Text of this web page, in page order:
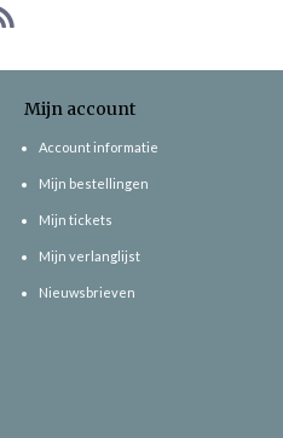
Mijn account
Account informatie
Mijn bestellingen
Mijn tickets
Mijn verlanglijst
Nieuwsbrieven